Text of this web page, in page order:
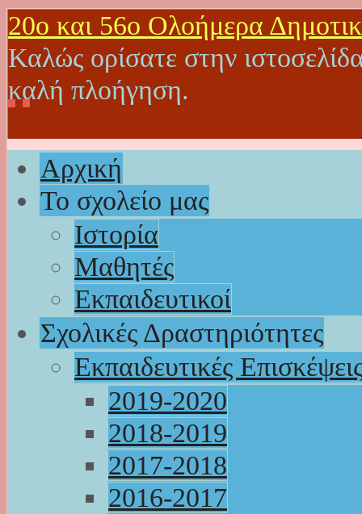
20o και 56ο Ολοήμερα
Καλώς ορίσατε στην
καλή πλοήγηση.
Αρχική
Το σχολείο μας
Ιστορία
Μαθητές
Εκπαιδευτικοί
Σχολικές Δραστηριότητες
Εκπαιδευτικές
2019-2020
2018-2019
2017-2018
2016-2017